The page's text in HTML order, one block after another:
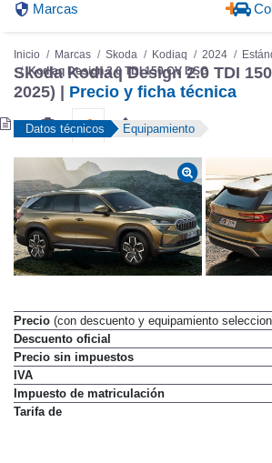
Skoda Kodiaq Design 2.0 TDI 150
2025) |
Precio y ficha técnica
Precio(con descuento y equipamiento
Descuento oficial
Precio sin impuestos
IVA
Impuesto de matriculación